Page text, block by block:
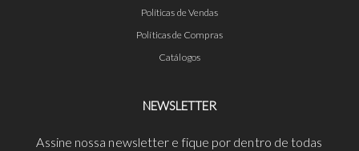
Políticas de Vendas
Políticas de Compras
Catálogos
NEWSLETTER
Assine nossa newsletter e fique por dentro de todas